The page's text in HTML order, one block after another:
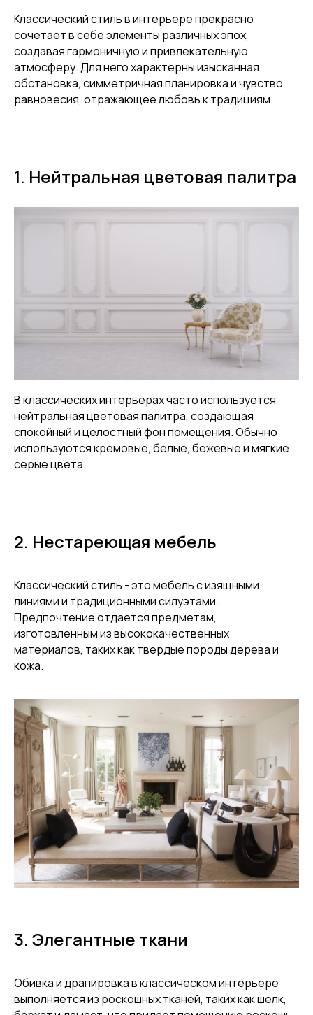
Классический стиль в интерьере прекрасно
сочетает в себе элементы различных эпох,
создавая гармоничную и привлекательную
атмосферу. Для него характерны изысканная
обстановка, симметричная планировка и чувство
равновесия, отражающее любовь к традициям.
1. Нейтральная цветовая палитра
В классических интерьерах часто используется
нейтральная цветовая палитра, создающая
спокойный и целостный фон помещения. Обычно
используются кремовые, белые, бежевые и мягкие
серые цвета.
2. Нестареющая мебель
Классический стиль - это мебель с изящными
линиями и традиционными силуэтами.
Предпочтение отдается предметам,
изготовленным из высококачественных
материалов, таких как твердые породы дерева и
кожа.
3. Элегантные ткани
Обивка и драпировка в классическом интерьере
выполняется из роскошных тканей, таких как шелк,